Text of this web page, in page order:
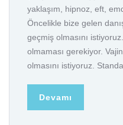
yaklaşım, hipnoz, eft,
Öncelikle bize gelen
geçmiş olmasını
olmaması gerekiyor.
olmasını istiyoruz.
Devamı